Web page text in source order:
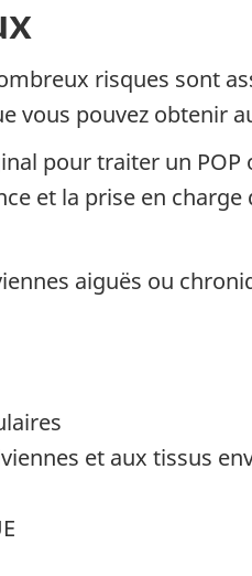
risques sont
vous pouvez obtenir
pour traiter un
et la prise en
aiguës ou
et aux tissus